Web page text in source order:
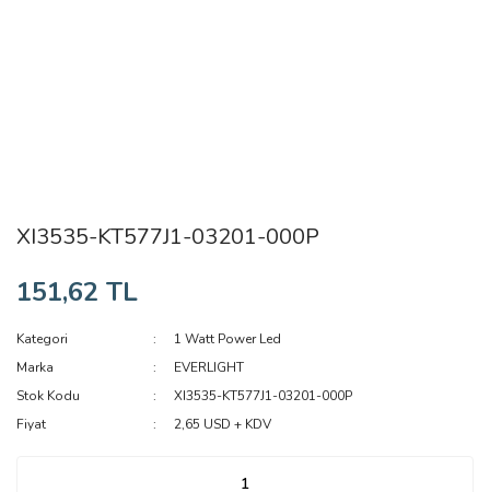
XI3535-KT577J1-03201-000P
151,62 TL
Kategori
1 Watt Power Led
Marka
EVERLIGHT
Stok Kodu
XI3535-KT577J1-03201-000P
Fiyat
2,65 USD + KDV